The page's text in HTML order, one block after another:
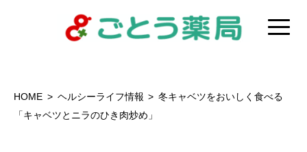
HOME ヘルシーライフ情報
冬キャベツをおいしく食べる
「キャベツとニラのひき肉炒め」